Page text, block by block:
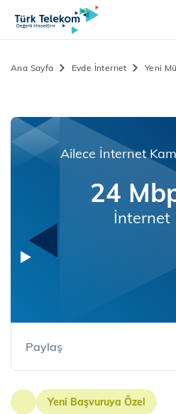
Ana Sayfa Evde İnternet Yeni
Ailece İnternet
24
İnternet
Paylaş
Yeni Başvuruya Özel